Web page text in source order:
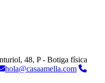
48, P - Botiga física
hola@casaamella.com